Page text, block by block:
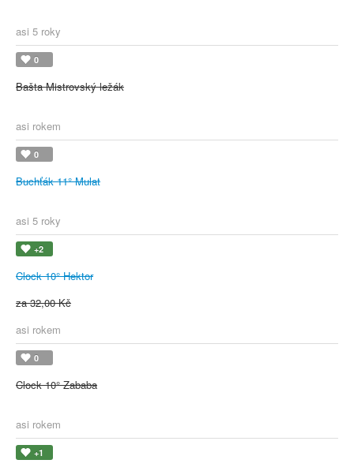
asi 5 roky
0
Bašta Mistrovský ležák
asi rokem
0
Buchťák 11° Mulat
asi 5 roky
+2
Clock 10° Hektor
za 32,00 Kč
asi rokem
0
Clock 10° Zababa
asi rokem
+1